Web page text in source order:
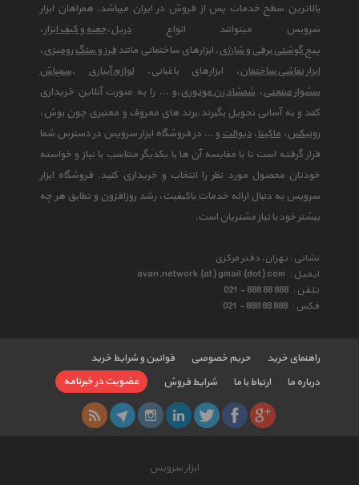
بالاترین سطح خدمات پس از فروش در ایران میباشد. همراهان ابزار
سرویس میتوانند انواع دریل،جعبه و کیف ابزار،
پیچ گوشتی برقی و شارژی، ابزارهای ساختمانی مانند فرز و سنگ رومیزی،
ابزار نقاشی ساختمان، ابزارهای باغبانی،لوازم آبیاری ،سمپاش
سشوار صنعتی،شمشاد زن موتوری،و ... را به صورت آنلاین خریداری
کنند و به آسانی تحویل بگیرند.برند های معروف و معتبری چون بوش،
رونیکس،ماکیتا،دیوالتو ... در فروشگاه ابزار سرویس در دسترس شما
قرار گرفته است تا با مقایسه آن ها با یکدیگر متناسب با نیاز و خواسته
خودتان محصول مورد نظر را انتخاب و خریداری کنید. فروشگاه ابزار
سرویس به دنبال ارائه خدمات باکیفیت، رشد روزافزون و تطابق هر چه
بیشتر خود با نیاز مشتریان است.
نشانی : تهران، دفتر مرکزی
ایمیل : avan.network {at} gmail {dot} com
تلفن : 021 - 888 88 888
فکس : 021 - 888 88 888
راهنمای خرید حریم خصوصی
قوانین و شرایط خرید
درباره ما
ارتباط با ما شرایط فروش عضویت در خبرنامه
ابزار سرویس